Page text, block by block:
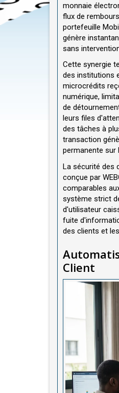
monnaie
flux de
portefeuille
génère
sans
Cette synergie
des institutions
microcrédits
numérique,
de
leurs files
des tâches à
transaction
permanente sur
La sécurité des
conçue par
comparables
système strict
d'utilisateur
fuite
des clients et
Client